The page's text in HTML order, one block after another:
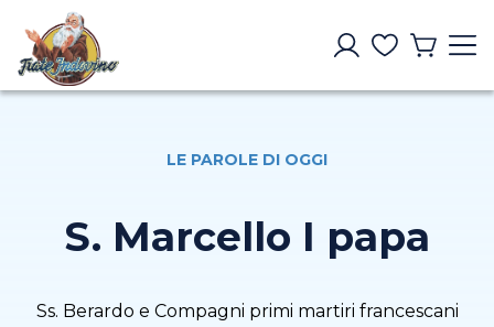
LE PAROLE DI OGGI
S. Marcello I papa
Ss. Berardo e Compagni primi martiri francescani